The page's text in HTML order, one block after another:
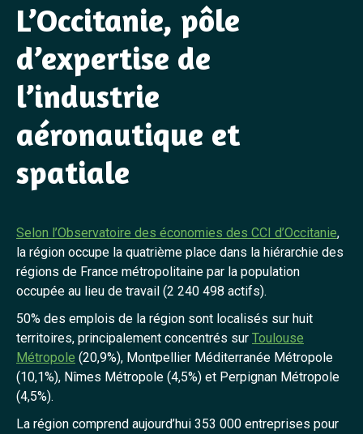
Contact
L’Occitanie, pôle
d’expertise de
l’industrie
aéronautique et
spatiale
Selon l’Observatoire des économies des CCI d’Occitanie,
la région occupe la quatrième place dans la hiérarchie des
régions de France métropolitaine par la population
occupée au lieu de travail (2 240 498 actifs).
50% des emplois de la région sont localisés sur huit
territoires, principalement concentrés sur Toulouse
Métropole (20,9%), Montpellier Méditerranée Métropole
(10,1%), Nîmes Métropole (4,5%) et Perpignan Métropole
(4,5%).
La région comprend aujourd’hui 353 000 entreprises pour